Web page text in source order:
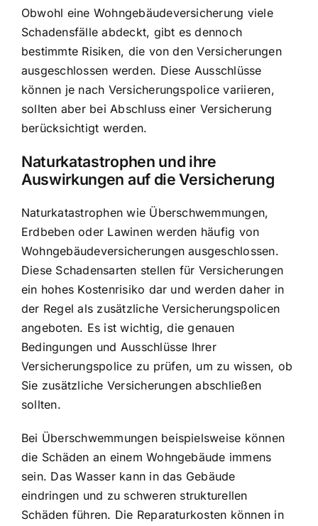
Obwohl eine Wohngebäudeversicherung viele
Schadensfälle abdeckt, gibt es dennoch
bestimmte Risiken, die von den Versicherungen
ausgeschlossen werden. Diese Ausschlüsse
können je nach Versicherungspolice variieren,
sollten aber bei Abschluss einer Versicherung
berücksichtigt werden.
Naturkatastrophen und ihre
Auswirkungen auf die Versicherung
Naturkatastrophen wie Überschwemmungen,
Erdbeben oder Lawinen werden häufig von
Wohngebäudeversicherungen ausgeschlossen.
Diese Schadensarten stellen für Versicherungen
ein hohes Kostenrisiko dar und werden daher in
der Regel als zusätzliche Versicherungspolicen
angeboten. Es ist wichtig, die genauen
Bedingungen und Ausschlüsse Ihrer
Versicherungspolice zu prüfen, um zu wissen, ob
Sie zusätzliche Versicherungen abschließen
sollten.
Bei Überschwemmungen beispielsweise können
die Schäden an einem Wohngebäude immens
sein. Das Wasser kann in das Gebäude
eindringen und zu schweren strukturellen
Schäden führen. Die Reparaturkosten können in